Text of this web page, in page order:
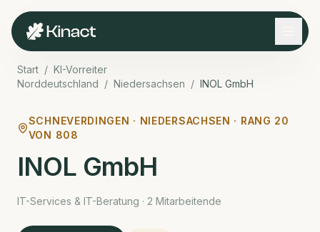
Start / KI-Vorreiter
Norddeutschland / Niedersachsen / INOL GmbH
SCHNEVERDINGEN · NIEDERSACHSEN · RANG 20
VON 808
INOL GmbH
IT-Services & IT-Beratung · 2 Mitarbeitende